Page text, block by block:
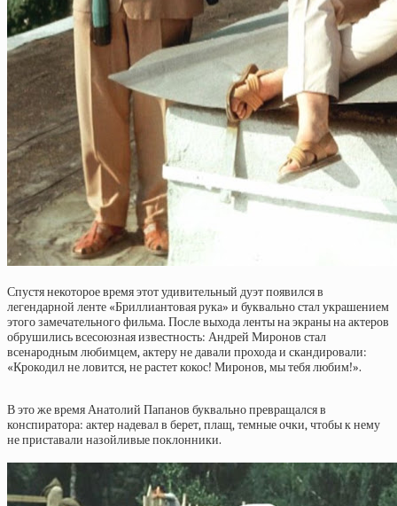
Спустя некоторое время этот удивительный дуэт появился в
легендарной ленте «Бриллиантовая рука» и буквально стал украшением
этого замечательного фильма. После выхода ленты на экраны на актеров
обрушились всесоюзная известность: Андрей Миронов стал
всенародным любимцем, актеру не давали прохода и скандировали:
«Крокодил не ловится, не растет кокос! Миронов, мы тебя любим!».
В это же время Анатолий Папанов буквально превращался в
конспиратора: актер надевал в берет, плащ, темные очки, чтобы к нему
не приставали назойливые поклонники.